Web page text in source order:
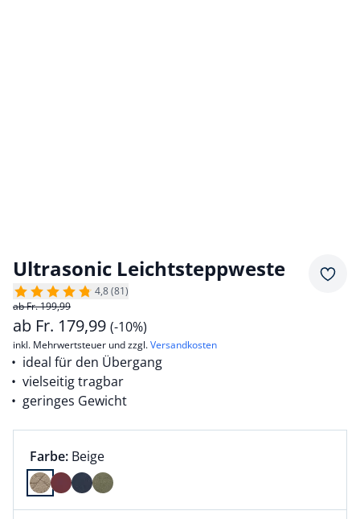
Ultrasonic Leichtsteppweste
4,8 (81)
ab Fr. 199,99
ab Fr. 179,99 (-10%)
inkl. Mehrwertsteuer und zzgl.Versandkosten
ideal für den Übergang
vielseitig tragbar
geringes Gewicht
Farbauswahl:
Farbe: aktuell ausgewählt:
Beige
Farbe Beige ausgewählt